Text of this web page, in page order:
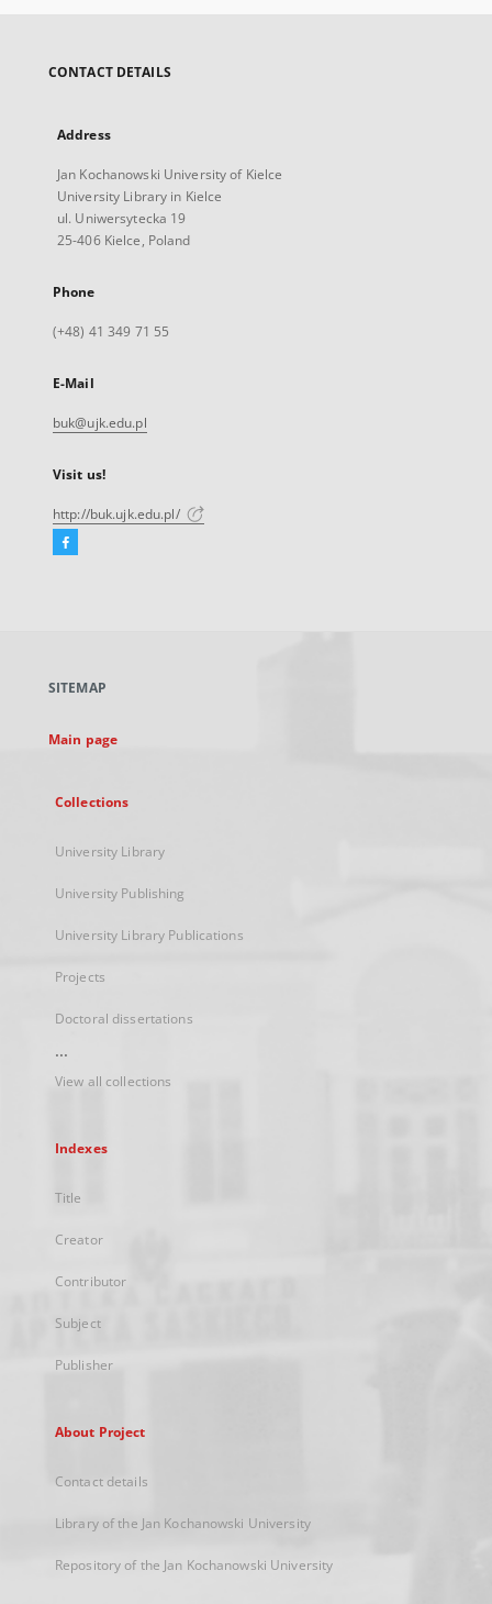
CONTACT DETAILS
Address
Jan Kochanowski University of Kielce
University Library in Kielce
ul. Uniwersytecka 19
25-406 Kielce, Poland
Phone
(+48) 41 349 71 55
E-Mail
buk@ujk.edu.pl
Visit us!
http://buk.ujk.edu.pl/
Facebook
new
SITEMAP
Main page
Collections
University Library
University Publishing
University Library Publications
Projects
Doctoral dissertations
...
View all collections
Indexes
Title
Creator
Contributor
Subject
Publisher
About Project
Contact details
Library of the Jan Kochanowski University
Repository of the Jan Kochanowski University